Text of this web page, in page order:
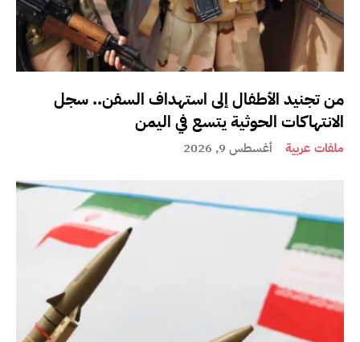
من تجنيد الأطفال إلى استهداف السفن.. سجل
الانتهاكات الحوثية يتسع في اليمن
ملفات عربية أغسطس 9, 2026